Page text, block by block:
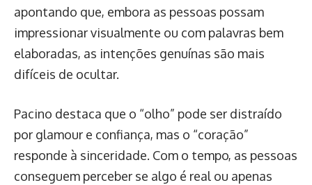
apontando que, embora as pessoas possam
impressionar visualmente ou com palavras bem
elaboradas, as intenções genuínas são mais
difíceis de ocultar.
Pacino destaca que o “olho” pode ser distraído
por glamour e confiança, mas o “coração”
responde à sinceridade. Com o tempo, as pessoas
conseguem perceber se algo é real ou apenas